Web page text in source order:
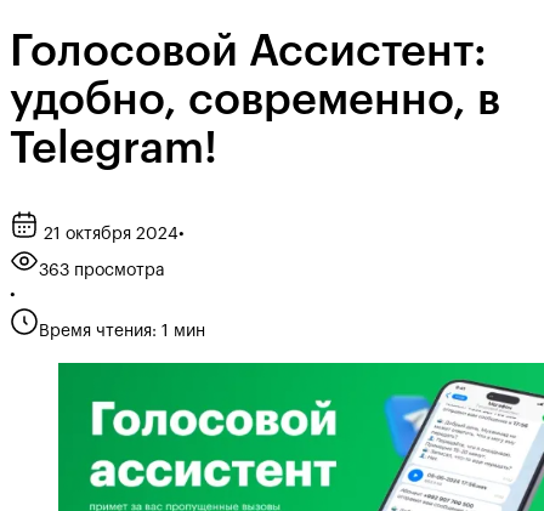
Голосовой Ассистент:
удобно, современно, в
Telegram!
21 октября 2024•
363 просмотра
•
Время чтения: 1 мин